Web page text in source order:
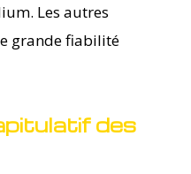
Les autres
grande fiabilité
des